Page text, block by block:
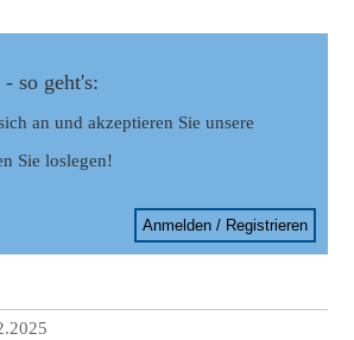
so geht's:
an und akzeptieren Sie unsere
Sie loslegen!
Anmelden / Registrieren